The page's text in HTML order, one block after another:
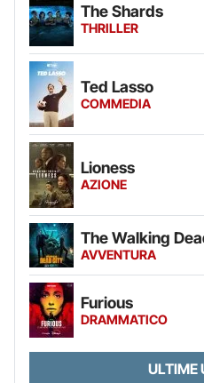
The Shards
THRILLER
Ted Lasso
COMMEDIA
Lioness
AZIONE
The Walking
AVVENTURA
Furious
DRAMMATICO
ULTIME